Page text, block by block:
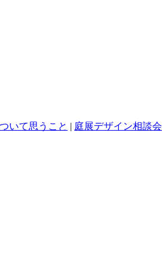
いて思うこと | 庭展デザイン相談会